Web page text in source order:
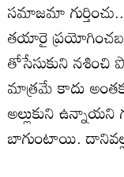
సమాజమా
తయారై
తోసేసుకుని నశించి
మాత్రమే కాదు
అల్లుకుని ఉన్నాయని
బాగుంటాయి.